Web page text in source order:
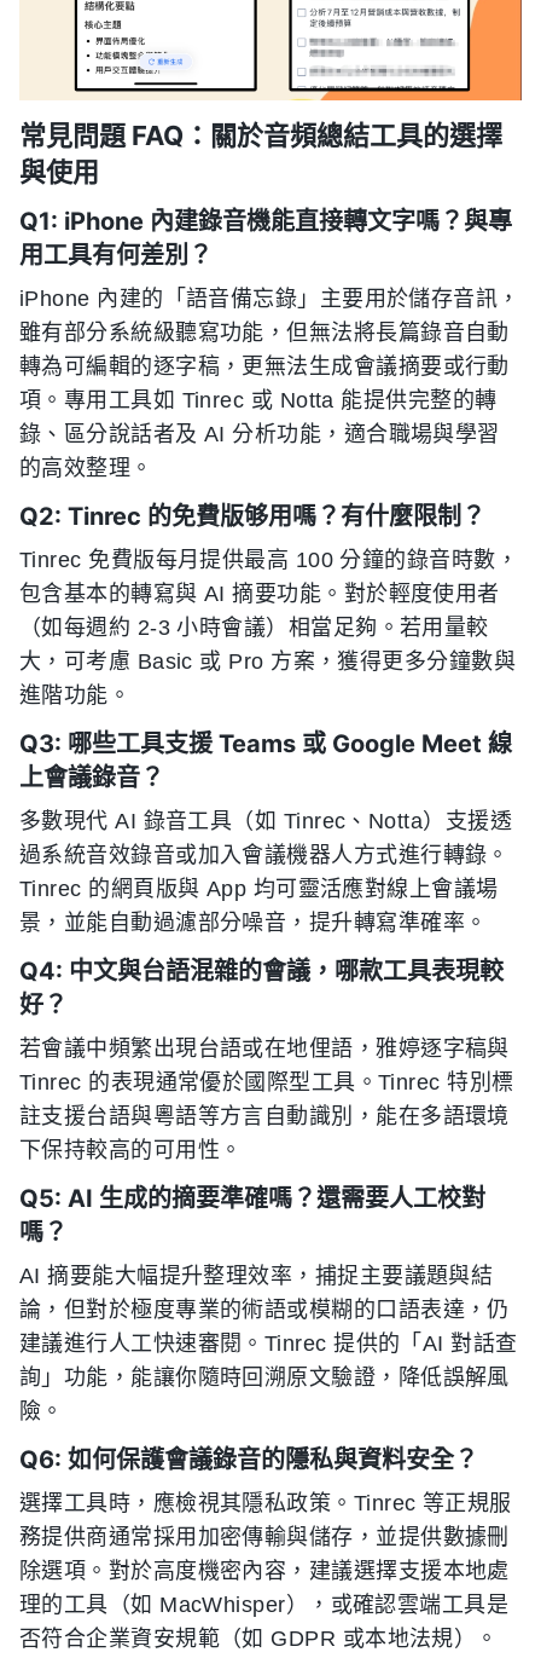
常見問題 FAQ：關於音頻總結工具的選擇
與使用
Q1: iPhone 內建錄音機能直接轉文字嗎？與專
用工具有何差別？
iPhone 內建的「語音備忘錄」主要用於儲存音訊，
雖有部分系統級聽寫功能，但無法將長篇錄音自動
轉為可編輯的逐字稿，更無法生成會議摘要或行動
項。專用工具如 Tinrec 或 Notta 能提供完整的轉
錄、區分說話者及 AI 分析功能，適合職場與學習
的高效整理。
Q2: Tinrec 的免費版够用嗎？有什麼限制？
Tinrec 免費版每月提供最高 100 分鐘的錄音時數，
包含基本的轉寫與 AI 摘要功能。對於輕度使用者
（如每週約 2-3 小時會議）相當足夠。若用量較
大，可考慮 Basic 或 Pro 方案，獲得更多分鐘數與
進階功能。
Q3: 哪些工具支援 Teams 或 Google Meet 線
上會議錄音？
多數現代 AI 錄音工具（如 Tinrec、Notta）支援透
過系統音效錄音或加入會議機器人方式進行轉錄。
Tinrec 的網頁版與 App 均可靈活應對線上會議場
景，並能自動過濾部分噪音，提升轉寫準確率。
Q4: 中文與台語混雜的會議，哪款工具表現較
好？
若會議中頻繁出現台語或在地俚語，雅婷逐字稿與
Tinrec 的表現通常優於國際型工具。Tinrec 特別標
註支援台語與粵語等方言自動識別，能在多語環境
下保持較高的可用性。
Q5: AI 生成的摘要準確嗎？還需要人工校對
嗎？
AI 摘要能大幅提升整理效率，捕捉主要議題與結
論，但對於極度專業的術語或模糊的口語表達，仍
建議進行人工快速審閱。Tinrec 提供的「AI 對話查
詢」功能，能讓你隨時回溯原文驗證，降低誤解風
險。
Q6: 如何保護會議錄音的隱私與資料安全？
選擇工具時，應檢視其隱私政策。Tinrec 等正規服
務提供商通常採用加密傳輸與儲存，並提供數據刪
除選項。對於高度機密內容，建議選擇支援本地處
理的工具（如 MacWhisper），或確認雲端工具是
否符合企業資安規範（如 GDPR 或本地法規）。